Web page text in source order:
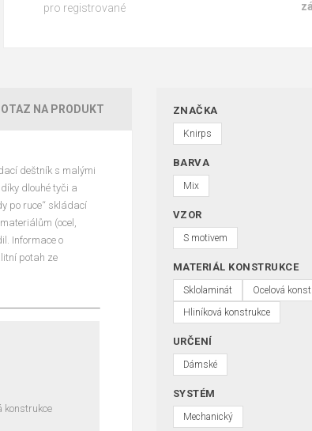
pro registrované
NA PRODUKT
deštník s malými
dlouhé tyči a
po ruce“ skládací
(ocel,
Informace o
potah ze
konstrukce
ZNAČKA
Knirps
BARVA
Mix
VZOR
S motivem
MATERIÁL KONSTRUKCE
Sklolaminát
Ocelová
Hliníková konstrukce
URČENÍ
Dámské
SYSTÉM
Mechanický